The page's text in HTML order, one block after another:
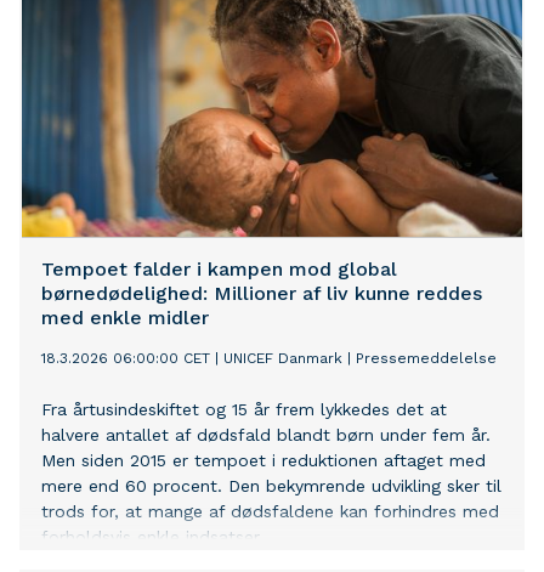
Tempoet falder i kampen mod global
børnedødelighed: Millioner af liv kunne reddes
med enkle midler
18.3.2026 06:00:00 CET UNICEF Danmark Pressemeddelelse
Fra årtusindeskiftet og 15 år frem lykkedes det at
halvere antallet af dødsfald blandt børn under fem år.
Men siden 2015 er tempoet i reduktionen aftaget med
mere end 60 procent. Den bekymrende udvikling sker til
trods for, at mange af dødsfaldene kan forhindres med
forholdsvis enkle indsatser.